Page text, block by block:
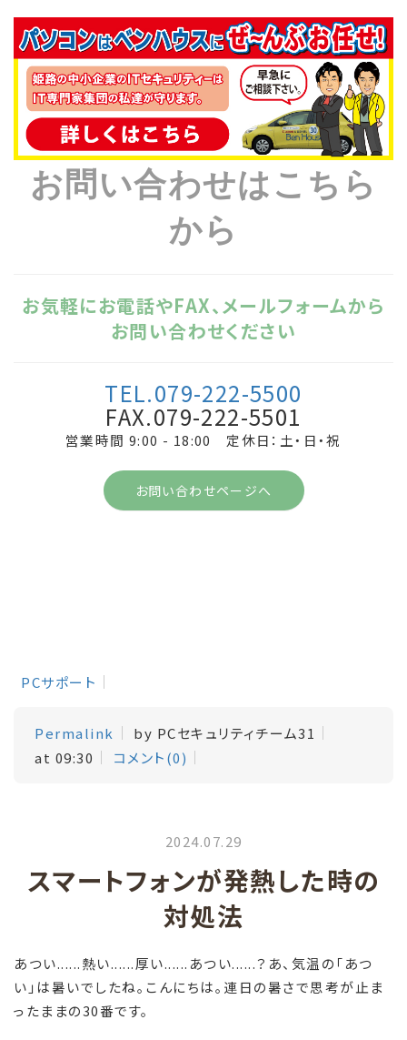
お問い合わせはこちら
から
お気軽にお電話やFAX、メールフォームから
お問い合わせください
TEL.079-222-5500
FAX.079-222-5501
営業時間 9:00 - 18:00 定休日：土・日・祝
お問い合わせページへ
PCサポート
Permalink
by PCセキュリティチーム31
at 09:30
コメント(0)
2024.07.29
スマートフォンが発熱した時の
対処法
あつい......熱い......厚い......あつい......？あ、気温の「あつ
い」は暑いでしたね。こんにちは。連日の暑さで思考が止ま
ったままの30番です。